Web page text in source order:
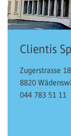
Clientis
Zugerstrasse
8820
044 783 51 11